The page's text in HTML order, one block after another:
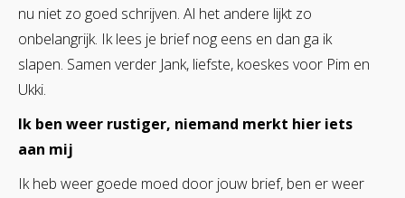
nu niet zo goed schrijven. Al het andere lijkt zo
onbelangrijk. Ik lees je brief nog eens en dan ga ik
slapen. Samen verder Jank, liefste, koeskes voor Pim en
Ukki.
Ik ben weer rustiger, niemand merkt hier iets
aan mij
Ik heb weer goede moed door jouw brief, ben er weer